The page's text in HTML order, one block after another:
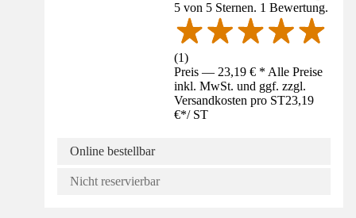
5 von 5 Sternen. 1 Bewertung.
(1)
Preis — 23,19 € * Alle Preise
inkl. MwSt. und ggf. zzgl.
Versandkosten pro ST23,19
€*/ ST
Online bestellbar
Nicht reservierbar